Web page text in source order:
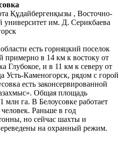
Құдайбергенқызы , Восточно-
университет им. Д. Серикбаева
есть горняцкий поселок
примерно в 14 км к востоку от
Глубокое, и в 11 км к северу от
Усть-Каменогорск, рядом с горой
есть законсервированной
Общая площадь
га. В Белоусовке работает
Раньше в год
но сейчас шахты и
на охранный режим.